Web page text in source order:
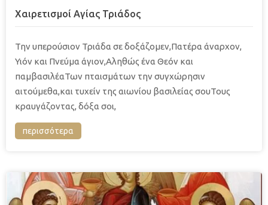
Χαιρετισμοί Αγίας Τριάδος
Την υπερούσιον Τριάδα σε δοξάζομεν,Πατέρα άναρχον,
Υιόν και Πνεύμα άγιον,Αληθώς ένα Θεόν και
παμβασιλέαΤων πταισμάτων την συγχώρησιν
αιτούμεθα,και τυχείν της αιωνίου βασιλείας σουΤους
κραυγάζοντας, δόξα σοι,
περισσότερα